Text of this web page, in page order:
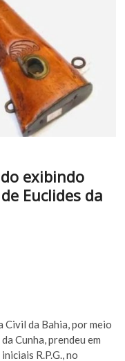
exibindo
Euclides da
Civil da Bahia, por meio
Cunha, prendeu em
R.P.G., no